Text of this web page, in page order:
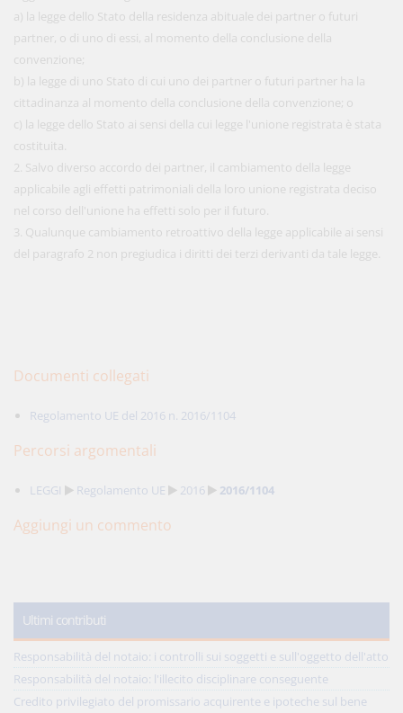
a) la legge dello Stato della residenza abituale dei partner o futuri
partner, o di uno di essi, al momento della conclusione della
convenzione;
b) la legge di uno Stato di cui uno dei partner o futuri partner ha la
cittadinanza al momento della conclusione della convenzione; o
c) la legge dello Stato ai sensi della cui legge l'unione registrata è stata
costituita.
2. Salvo diverso accordo dei partner, il cambiamento della legge
applicabile agli effetti patrimoniali della loro unione registrata deciso
nel corso dell'unione ha effetti solo per il futuro.
3. Qualunque cambiamento retroattivo della legge applicabile ai sensi
del paragrafo 2 non pregiudica i diritti dei terzi derivanti da tale legge.
Documenti collegati
Regolamento UE del 2016 n. 2016/1104
Percorsi argomentali
LEGGI Regolamento UE 2016 2016/1104
Aggiungi un commento
Ultimi contributi
Responsabilità del notaio: i controlli sui soggetti e sull'oggetto dell'atto
Responsabilità del notaio: l'illecito disciplinare conseguente
Credito privilegiato del promissario acquirente e ipoteche sul bene